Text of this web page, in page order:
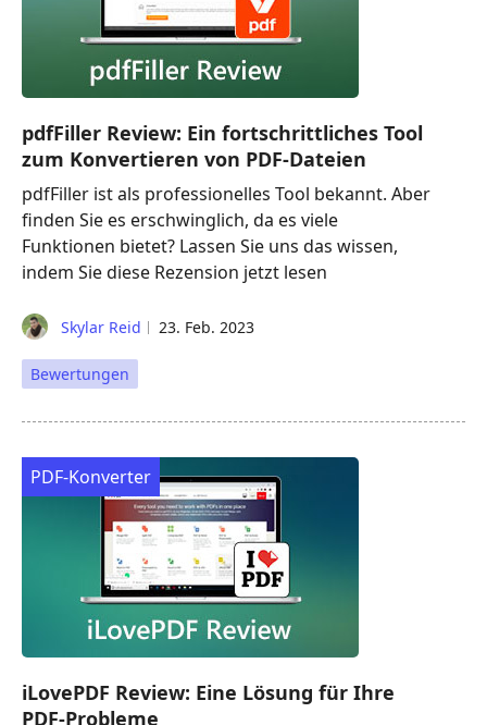
pdfFiller Review: Ein fortschrittliches Tool
zum Konvertieren von PDF-Dateien
pdfFiller ist als professionelles Tool bekannt. Aber
finden Sie es erschwinglich, da es viele
Funktionen bietet? Lassen Sie uns das wissen,
indem Sie diese Rezension jetzt lesen
Skylar Reid 23. Feb. 2023
Bewertungen
PDF-Konverter
iLovePDF Review: Eine Lösung für Ihre
PDF-Probleme